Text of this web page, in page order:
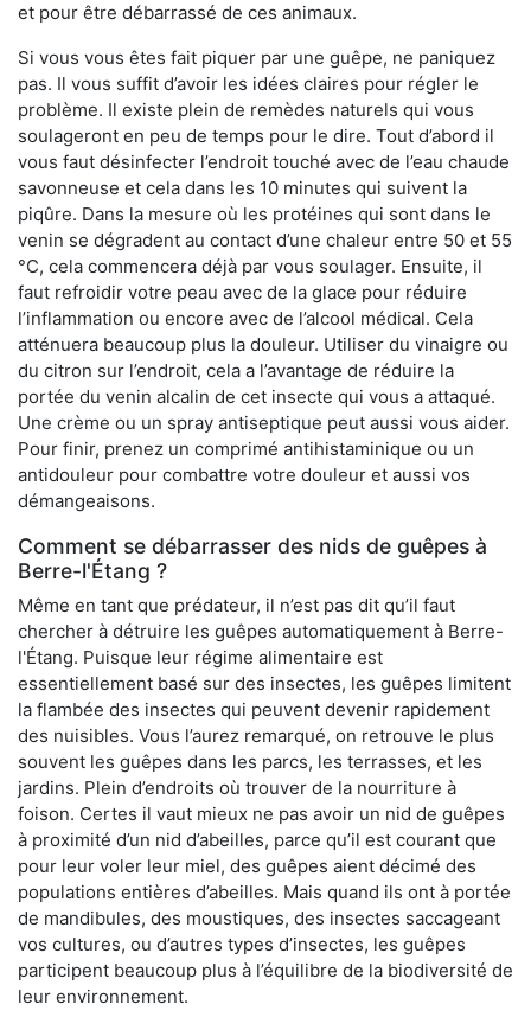
et pour être débarrassé de ces animaux.
Si vous vous êtes fait piquer par une guêpe, ne paniquez
pas. Il vous suffit d’avoir les idées claires pour régler le
problème. Il existe plein de remèdes naturels qui vous
soulageront en peu de temps pour le dire. Tout d’abord il
vous faut désinfecter l’endroit touché avec de l’eau chaude
savonneuse et cela dans les 10 minutes qui suivent la
piqûre. Dans la mesure où les protéines qui sont dans le
venin se dégradent au contact d’une chaleur entre 50 et 55
°C, cela commencera déjà par vous soulager. Ensuite, il
faut refroidir votre peau avec de la glace pour réduire
l’inflammation ou encore avec de l’alcool médical. Cela
atténuera beaucoup plus la douleur. Utiliser du vinaigre ou
du citron sur l’endroit, cela a l’avantage de réduire la
portée du venin alcalin de cet insecte qui vous a attaqué.
Une crème ou un spray antiseptique peut aussi vous aider.
Pour finir, prenez un comprimé antihistaminique ou un
antidouleur pour combattre votre douleur et aussi vos
démangeaisons.
Comment se débarrasser des nids de guêpes à
Berre-l'Étang ?
Même en tant que prédateur, il n’est pas dit qu’il faut
chercher à détruire les guêpes automatiquement à Berre-
l'Étang. Puisque leur régime alimentaire est
essentiellement basé sur des insectes, les guêpes limitent
la flambée des insectes qui peuvent devenir rapidement
des nuisibles. Vous l’aurez remarqué, on retrouve le plus
souvent les guêpes dans les parcs, les terrasses, et les
jardins. Plein d’endroits où trouver de la nourriture à
foison. Certes il vaut mieux ne pas avoir un nid de guêpes
à proximité d’un nid d’abeilles, parce qu’il est courant que
pour leur voler leur miel, des guêpes aient décimé des
populations entières d’abeilles. Mais quand ils ont à portée
de mandibules, des moustiques, des insectes saccageant
vos cultures, ou d’autres types d’insectes, les guêpes
participent beaucoup plus à l’équilibre de la biodiversité de
leur environnement.